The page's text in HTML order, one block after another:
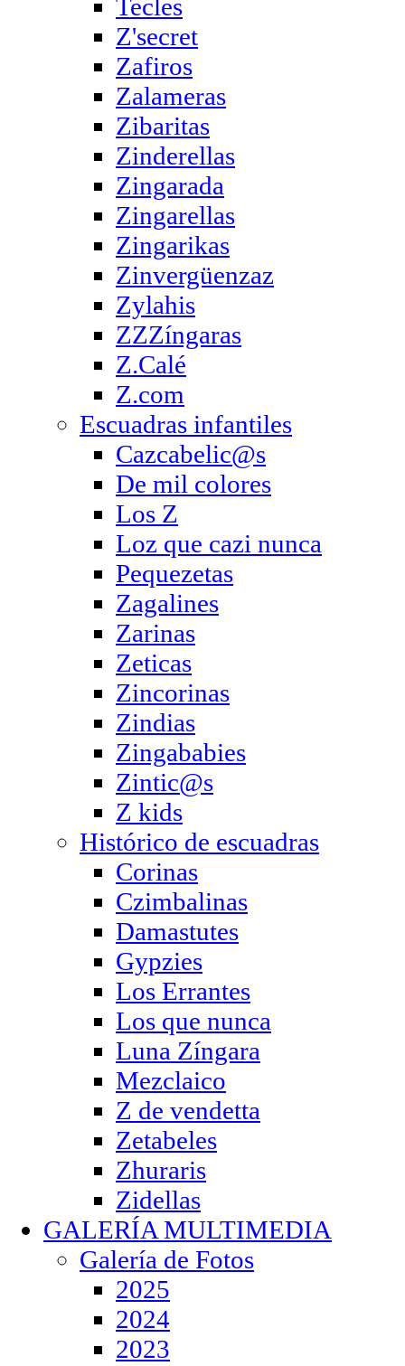
Tecles
Z'secret
Zafiros
Zalameras
Zibaritas
Zinderellas
Zingarada
Zingarellas
Zingarikas
Zinvergüenzaz
Zylahis
ZZZíngaras
Z.Calé
Z.com
Escuadras infantiles
Cazcabelic@s
De mil colores
Los Z
Loz que cazi nunca
Pequezetas
Zagalines
Zarinas
Zeticas
Zincorinas
Zindias
Zingababies
Zintic@s
Z kids
Histórico de escuadras
Corinas
Czimbalinas
Damastutes
Gypzies
Los Errantes
Los que nunca
Luna Zíngara
Mezclaico
Z de vendetta
Zetabeles
Zhuraris
Zidellas
GALERÍA MULTIMEDIA
Galería de Fotos
2025
2024
2023